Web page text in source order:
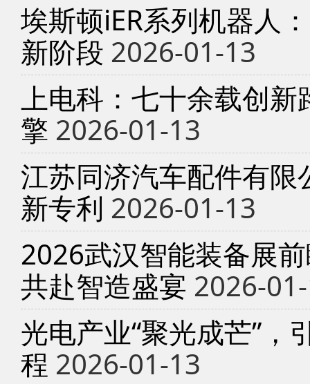
埃斯顿iER系列机器人
新阶段 2026-01-13
上电科：七十余载创
擎 2026-01-13
江苏同济汽车配件有
新专利 2026-01-13
2026武汉智能装备展
共赴智造盛宴 2026-
光电产业“聚光成芒”，
程 2026-01-13